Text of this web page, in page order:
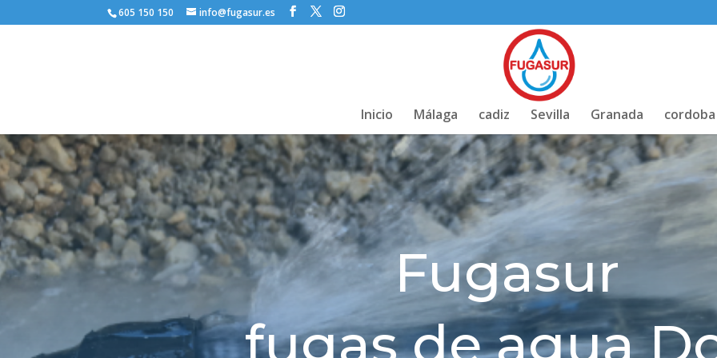
605 150 150 info@fugasur.es
Inicio Málaga cadiz Sevilla Granada cordoba
Fugasur
fugas de agua